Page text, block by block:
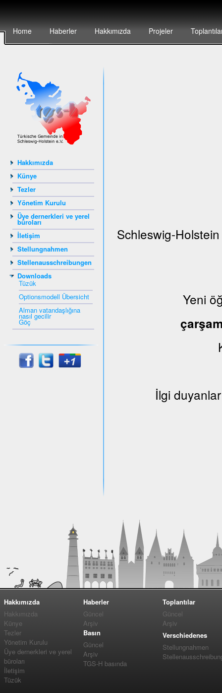
Home Haberler Hakkımızda Projeler
Hakkımızda
Künye
Tezler
Yönetim Kurulu
Üye dernerkleri ve yerel
büroları
İletişim
Stellungnahmen
Stellenausschreibungen
Downloads
Tüzük
Optionsmodell Übersicht
Alman vatandaşlığına
nasıl gecilir
Göç
Schleswig-
Yeni
İlgi
Hakkımızda
Hakkımızda
Künye
Tezler
Yönetim Kurulu
Üye dernerkleri ve yerel
büroları
İletişim
Tüzük
Haberler
Güncel
Arşiv
Basın
Güncel
Arşiv
TGS-H basında
Toplantılar
Güncel
Arşiv
Verschiedenes
Stellungnahmen